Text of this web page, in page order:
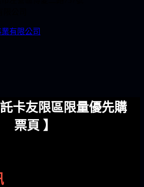
有限公司
卡友限區限量優先購
票頁 】